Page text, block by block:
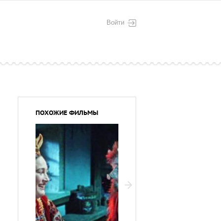
Войти
ПОХОЖИЕ ФИЛЬМЫ